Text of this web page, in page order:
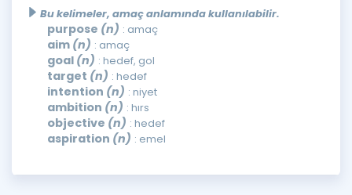
Bu kelimeler, amaç anlamında kullanılabilir.
purpose (n) : amaç
aim (n) : amaç
goal (n) : hedef, gol
target (n) : hedef
intention (n) : niyet
ambition (n) : hırs
objective (n) : hedef
aspiration (n) : emel